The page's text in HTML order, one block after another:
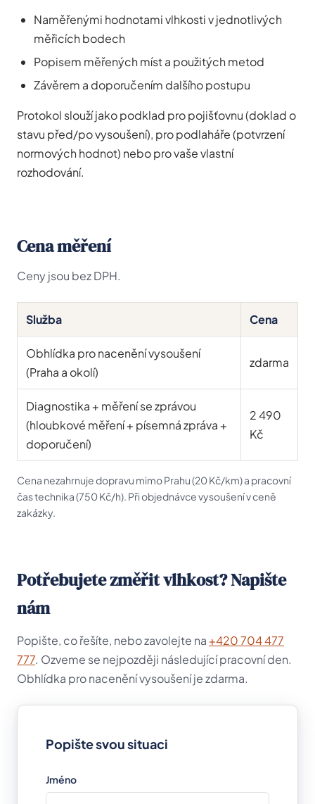
Naměřenými hodnotami vlhkosti v jednotlivých
měřicích bodech
Popisem měřených míst a použitých metod
Závěrem a doporučením dalšího postupu
Protokol slouží jako podklad pro pojišťovnu (doklad o
stavu před/po vysoušení), pro podlaháře (potvrzení
normových hodnot) nebo pro vaše vlastní
rozhodování.
Cena měření
Ceny jsou bez DPH.
Služba Cena
Obhlídka pro nacenění vysoušení
(Praha a okolí)
zdarma
Diagnostika + měření se zprávou
(hloubkové měření + písemná zpráva +
doporučení)
2 490
Kč
Cena nezahrnuje dopravu mimo Prahu (20 Kč/km) a pracovní
čas technika (750 Kč/h). Při objednávce vysoušení v ceně
zakázky.
Potřebujete změřit vlhkost? Napište
nám
Popište, co řešíte, nebo zavolejte na +420 704 477
777. Ozveme se nejpozději následující pracovní den.
Obhlídka pro nacenění vysoušení je zdarma.
Popište svou situaci
Jméno